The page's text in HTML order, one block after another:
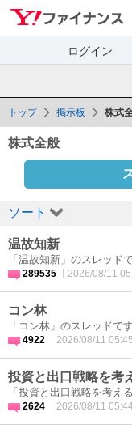
ログイン
トップ 掲示板 株式
株式全般
ソート
温故知新
「温故知新」のスレッドで
289535 2026/08/11
コン林
「コン林」のスレッドです
4922 2026/08/11 05:45
投資と出口戦略を考
「投資と出口戦略を考え
2624 2026/08/11 05:44